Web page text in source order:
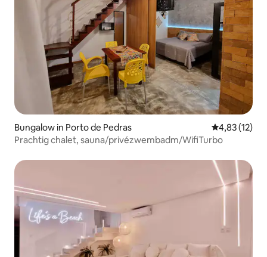
Bungalow in Porto de Pedras Gemiddelde
4,83 (12)
Prachtig chalet, sauna/privézwembadm/WifiTurbo